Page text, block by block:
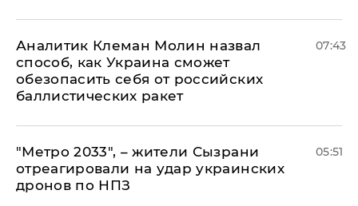
Аналитик Клеман Молин назвал
способ, как Украина сможет
обезопасить себя от российских
баллистических ракет
07:43
"Метро 2033", – жители Сызрани
отреагировали на удар украинских
дронов по НПЗ
05:51